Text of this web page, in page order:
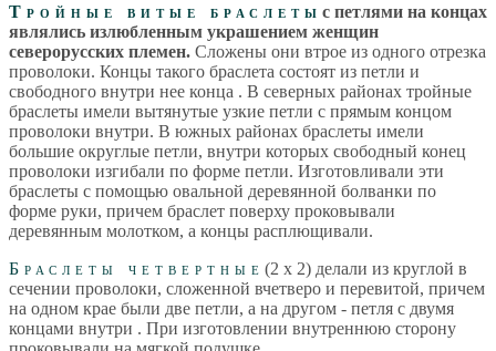
Тройные витые браслеты с петлями на концах
являлись излюбленным украшением женщин
северорусских племен. Сложены они втрое из одного отрезка
проволоки. Концы такого браслета состоят из петли и
свободного внутри нее конца . В северных районах тройные
браслеты имели вытянутые узкие петли с прямым концом
проволоки внутри. В южных районах браслеты имели
большие округлые петли, внутри которых свободный конец
проволоки изгибали по форме петли. Изготовливали эти
браслеты с помощью овальной деревянной болванки по
форме руки, причем браслет поверху проковывали
деревянным молотком, а концы расплющивали.
Браслеты четвертные (2 х 2) делали из круглой в
сечении проволоки, сложенной вчетверо и перевитой, причем
на одном крае были две петли, а на другом - петля с двумя
концами внутри . При изготовлении внутреннюю сторону